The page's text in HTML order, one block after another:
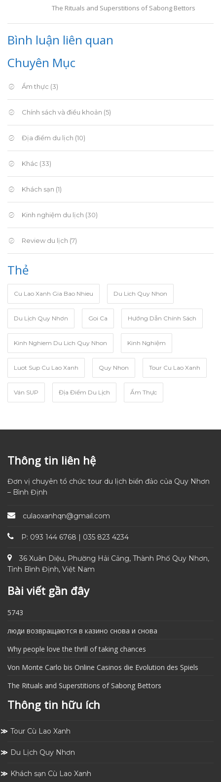
The Rituals and Superstitions of Sabong Bettors
Bình luận liên quan
Chuyên Mục
Ẩm thực (3)
Chính sách và điều khoản (5)
Địa điểm du lịch (10)
Khác (33)
Khách sạn (1)
Kinh nghiệm du lịch (30)
Review du lịch (7)
Thẻ
Cu Lao Xanh Gia Bao Nhieu Du Lich Quy Nhon
Du Lịch Quy Nhơn Goi Ca Hướng Dẫn Chính Sách
Kinh Nghiem Du Lich Quy Nhon Kinh Nghiệm
Luot Sup Cu Lao Xanh Quy Nhon Tour Cu Lao Xanh
Ván SUP Địa Điểm Du Lịch Ẩm Thực
Thông tin liên hệ
Đơn vị chuyên tổ chức tour du lịch biển đảo của Quy Nhơn
– Bình Định
culaoxanhqn@gmail.com
P: 093 144 6768 | 035 823 4234
36 Xuân Diệu, Phường Hải Cảng, Thành Phố Quy Nhơn,
Tỉnh Bình Định, Việt Nam
Bài viết gần đây
5743
люди возвращаются в казино снова и снова
Why people love the thrill of taking chances
Von Monte Carlo bis Online Casinos die Evolution des Spiels
The Rituals and Superstitions of Sabong Bettors
Thông tin hữu ích
Tour Cù Lao Xanh
Du Lịch Quy Nhơn
Khách sạn Cù Lao Xanh